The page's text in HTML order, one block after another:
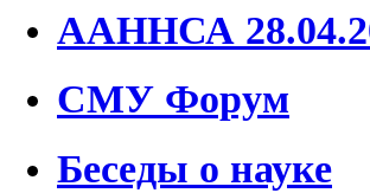
ААННСА
СМУ Форум
Беседы о науке